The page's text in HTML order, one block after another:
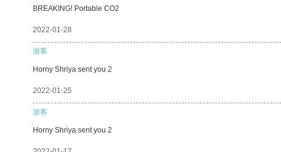
BREAKING! Portable CO2
2022-01-28
游客
Horny Shriya sent you 2
2022-01-25
游客
Horny Shriya sent you 2